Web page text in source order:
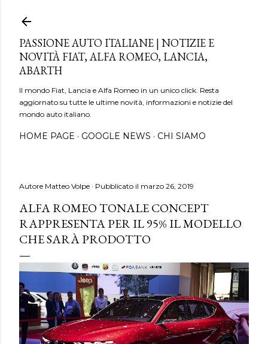
PASSIONE AUTO ITALIANE | NOTIZIE E
NOVITÀ FIAT, ALFA ROMEO, LANCIA,
ABARTH
Il mondo Fiat, Lancia e Alfa Romeo in un unico click. Resta
aggiornato su tutte le ultime novità, informazioni e notizie del
mondo auto italiano.
HOME PAGE GOOGLE NEWS CHI SIAMO
Autore Matteo Volpe Pubblicato il marzo 26, 2019
ALFA ROMEO TONALE CONCEPT
RAPPRESENTA PER IL 95% IL MODELLO
CHE SARÀ PRODOTTO